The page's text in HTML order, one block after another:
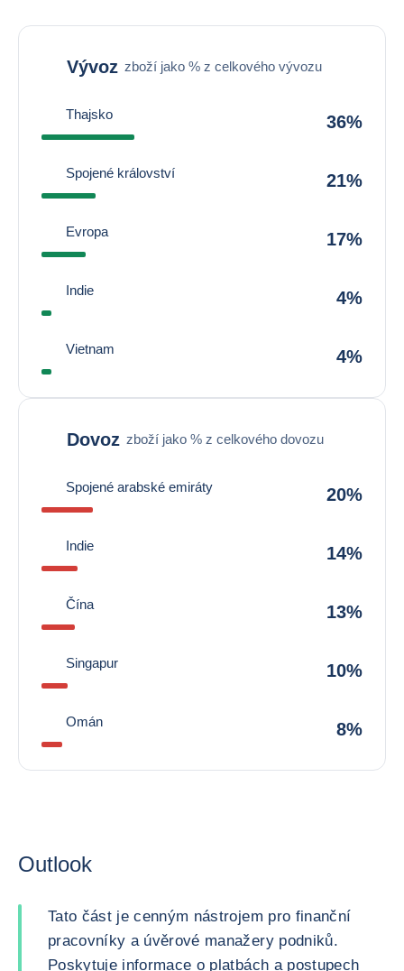
Vývoz zboží jako % z celkového vývozu
Thajsko 36%
Spojené království 21%
Evropa 17%
Indie 4%
Vietnam 4%
Dovoz zboží jako % z celkového dovozu
Spojené arabské emiráty 20%
Indie 14%
Čína 13%
Singapur 10%
Omán 8%
Outlook
Tato část je cenným nástrojem pro finanční
pracovníky a úvěrové manažery podniků.
Poskytuje informace o platbách a postupech